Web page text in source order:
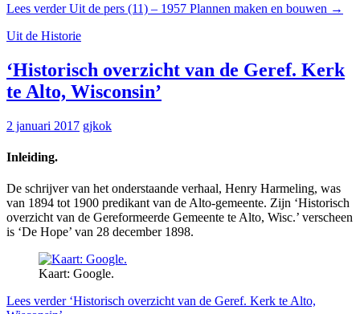
Lees verderUit de pers (11) – 1957 Plannen maken en bouwen →
Uit de Historie
‘Historisch overzicht van de Geref. Kerk
te Alto, Wisconsin’
2 januari 2017 gjkok
Inleiding.
De schrijver van het onderstaande verhaal, Henry Harmeling, was
van 1894 tot 1900 predikant van de Alto-gemeente. Zijn ‘Historisch
overzicht van de Gereformeerde Gemeente te Alto, Wisc.’ verscheen
is ‘De Hope’ van 28 december 1898.
Kaart: Google.
Lees verder ‘Historisch overzicht van de Geref. Kerk te Alto,